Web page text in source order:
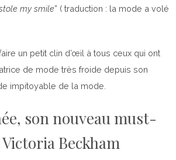
my smile” ( traduction : la mode a volé
faire un petit clin d’œil à tous ceux qui ont
de mode très froide depuis son
impitoyable de la mode.
son nouveau must-
Beckham